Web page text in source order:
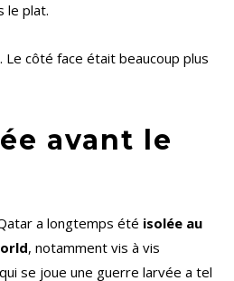
le plat.
Le côté face était beaucoup plus
avant le
a longtemps été isolée au
, notamment vis à vis
se joue une guerre larvée a tel